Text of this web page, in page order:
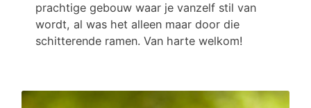
prachtige gebouw waar je vanzelf stil van
wordt, al was het alleen maar door die
schitterende ramen. Van harte welkom!